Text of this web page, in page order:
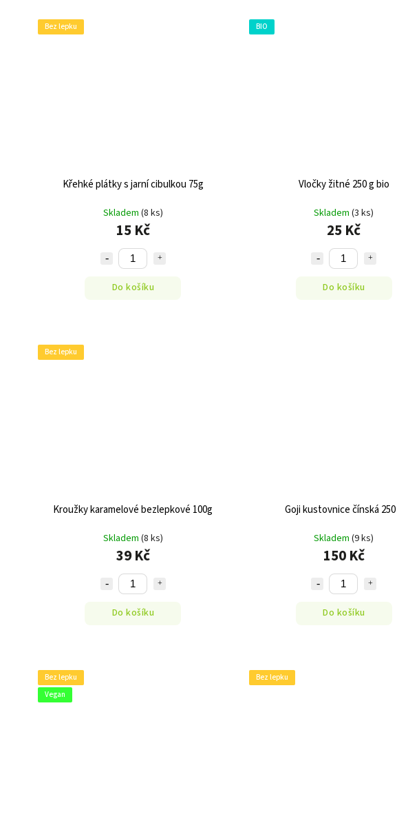
Bez lepku
Křehké plátky s jarní cibulkou 75g
Skladem (8 ks)
15 Kč
Do košíku
BIO
Vločky žitné 250 g bio
Skladem(3 ks)
25 Kč
Do košíku
Bez lepku
Kroužky karamelové bezlepkové 100g
Skladem (8 ks)
39 Kč
Do košíku
Goji kustovnice čínská
Skladem(9 ks)
150 Kč
Do košíku
Bez lepku
Vegan
Bez lepku